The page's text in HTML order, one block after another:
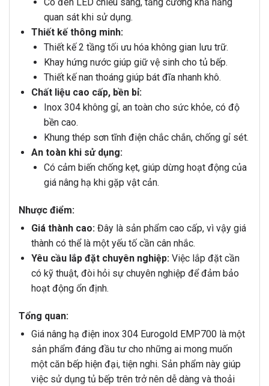
quan sát khi sử dụng.
Thiết kế thông minh:
Thiết kế 2 tầng tối ưu hóa không gian lưu trữ.
Khay hứng nước giúp giữ vệ sinh cho tủ bếp.
Thiết kế nan thoáng giúp bát đĩa nhanh khô.
Chất liệu cao cấp, bền bỉ:
Inox 304 không gỉ, an toàn cho sức khỏe, có độ
bền cao.
Khung thép sơn tĩnh điện chắc chắn, chống gỉ sét.
An toàn khi sử dụng:
Có cảm biến chống kẹt, giúp dừng hoạt động của
giá nâng hạ khi gặp vật cản.
Nhược điểm:
Giá thành cao:Đây là sản phẩm cao cấp, vì vậy giá
thành có thể là một yếu tố cần cân nhắc.
Yêu cầu lắp đặt chuyên nghiệp:Việc lắp đặt cần
có kỹ thuật, đòi hỏi sự chuyên nghiệp để đảm bảo
hoạt động ổn định.
Tổng quan:
Giá nâng hạ điện inox 304 Eurogold EMP700 là một
sản phẩm đáng đầu tư cho những ai mong muốn
một căn bếp hiện đại, tiện nghi. Sản phẩm này giúp
việc sử dụng tủ bếp trên trở nên dễ dàng và thoải